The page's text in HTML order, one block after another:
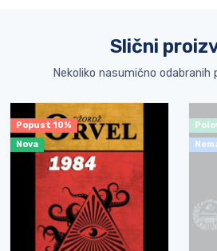
Slični
Nekoliko nasumično odabranih
Popust 10%
Nova